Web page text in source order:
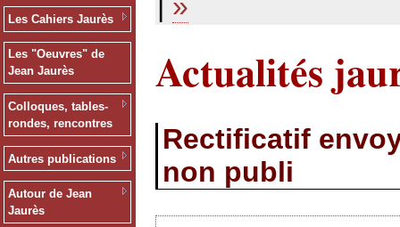
Les Cahiers Jaurès
Les "Oeuvres" de
Jean Jaurès
Colloques, tables-
rondes, rencontres
Autres publications
Autour de Jean
Jaurès
Actualités
Rectificatif
non publi